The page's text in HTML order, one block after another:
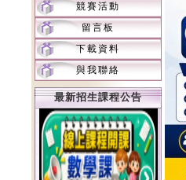
競賽活動
留言板
下載資料
與我聯絡
最新招生課程公告